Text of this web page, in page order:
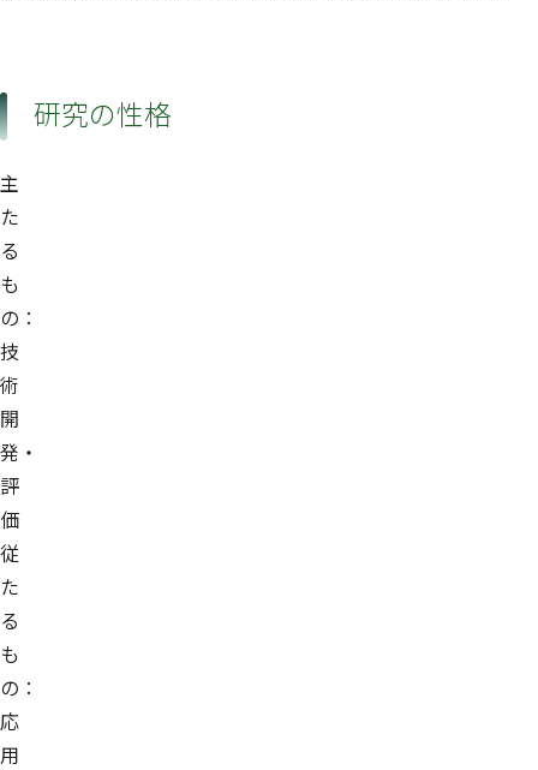
研究の性格
主
た
る
も
の：
技
術
開
発・
評
価
従
た
る
も
の：
応
用